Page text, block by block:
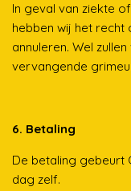
In geval van ziekte
hebben wij het
annuleren. Wel
vervangende
6. Betaling
De betaling gebeurt
dag zelf.